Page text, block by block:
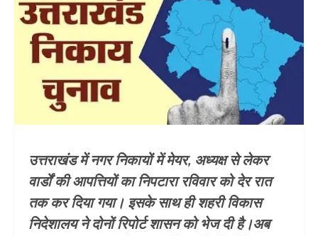
उत्तराखंड में नगर निकायों में मेयर, अध्यक्ष से लेकर
वार्डों की आपत्तियों का निपटारा रविवार को देर रात
तक कर दिया गया। इसके साथ ही शहरी विकास
निदेशालय ने दोनों रिपोर्ट शासन को भेज दी है।अब